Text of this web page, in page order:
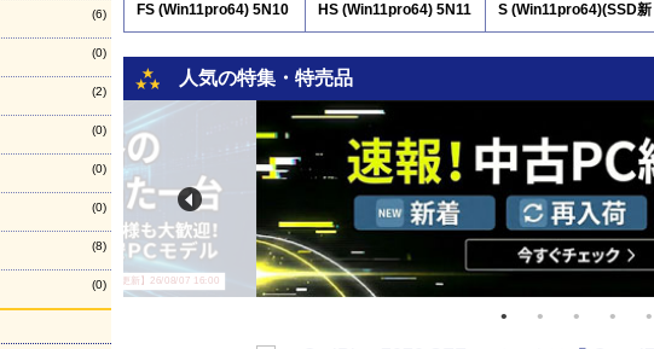
(6)
(0)
(2)
(0)
(0)
(0)
(8)
(0)
FS (Win11pro64) 5N10
※テンキー付
HS (Win11pro64) 5N11
S (Win11pro64)(SSD新
品) 5N10
人気の特集・特売品
【最終更新】26/08/07 16:00